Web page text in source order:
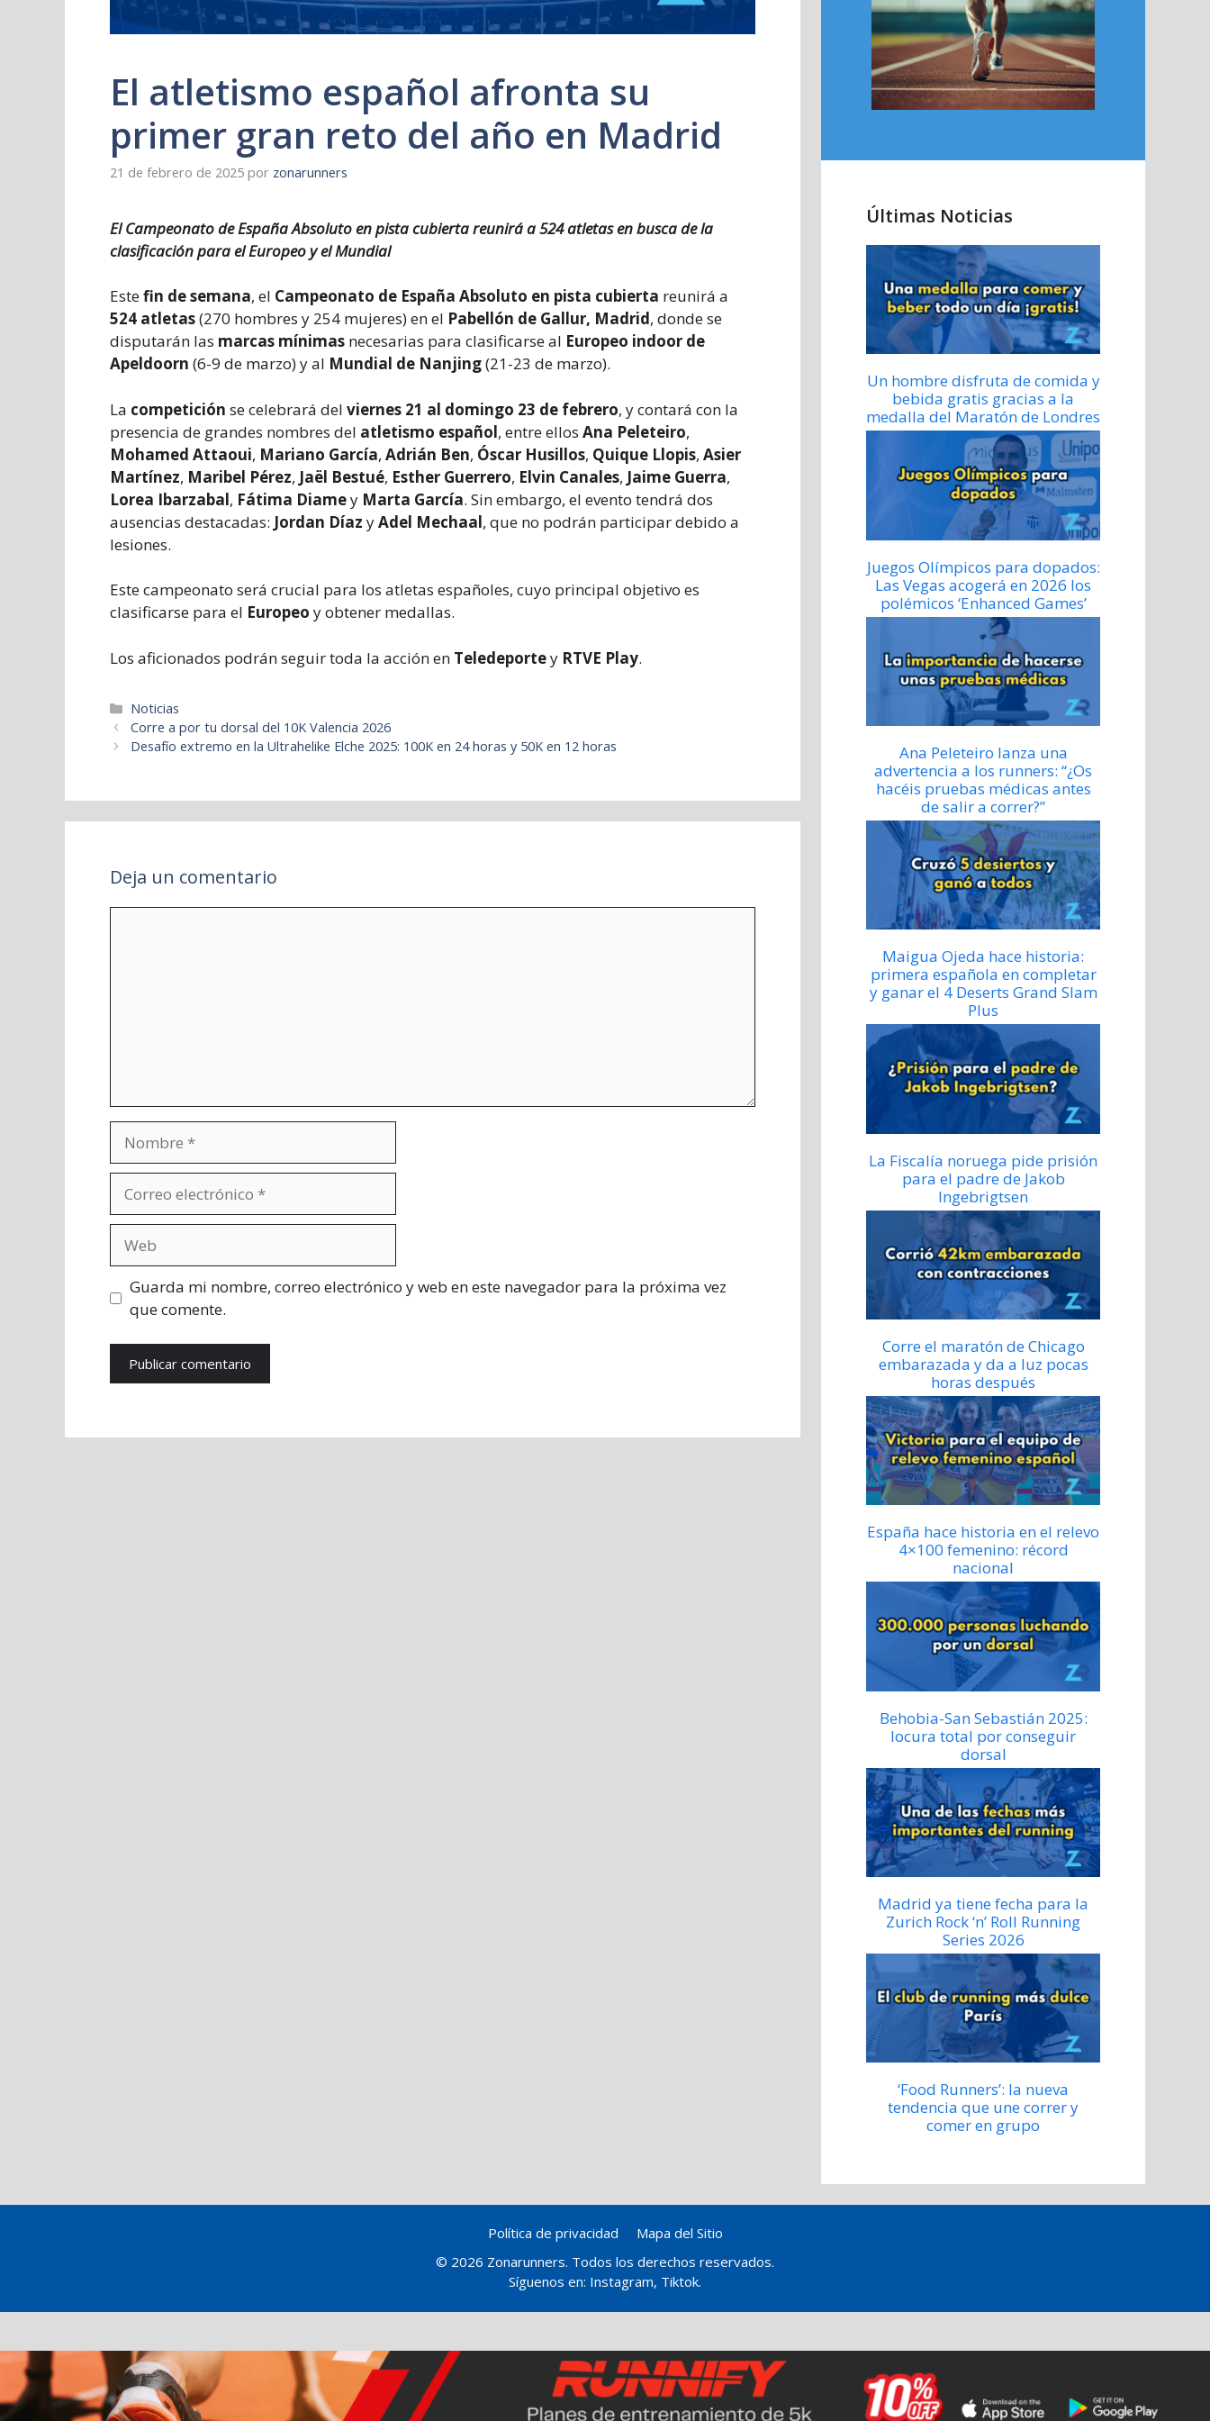
El atletismo español afronta su
primer gran reto del año en Madrid
21 de febrero de 2025 por zonarunners
El Campeonato de España Absoluto en pista cubierta reunirá a 524 atletas en busca de la
clasificación para el Europeo y el Mundial
Estefin de semana, el Campeonato de España Absoluto en pista cubierta reunirá a
524 atletas(270 hombres y 254 mujeres) en el Pabellón de Gallur, Madrid, donde se
disputarán las marcas mínimas necesarias para clasificarse al Europeo indoor de
Apeldoorn (6-9 de marzo) y al Mundial de Nanjing(21-23 de marzo).
La competición se celebrará del viernes 21 al domingo 23 de febrero, y contará con la
presencia de grandes nombres del atletismo español, entre ellos Ana Peleteiro,
Mohamed Attaoui, Mariano García, Adrián Ben, Óscar Husillos, Quique Llopis, Asier
Martínez, Maribel Pérez, Jaël Bestué, Esther Guerrero, Elvin Canales, Jaime Guerra,
Lorea Ibarzabal, Fátima Diamey Marta García. Sin embargo, el evento tendrá dos
ausencias destacadas: Jordan Díaz yAdel Mechaal, que no podrán participar debido a
lesiones.
Este campeonato será crucial para los atletas españoles, cuyo principal objetivo es
clasificarse para el Europeo y obtener medallas.
Los aficionados podrán seguir toda la acción en Teledeportey RTVE Play.
Categorías
Noticias
Corre a por tu dorsal del 10K Valencia 2026
Desafío extremo en la Ultrahelike Elche 2025: 100K en 24 horas y 50K en 12 horas
Deja un comentario
electrónico
Guarda mi nombre, correo electrónico y web en este navegador para la próxima vez
que comente.
Últimas Noticias
Un hombre disfruta de comida y
bebida gratis gracias a la
medalla del Maratón de Londres
Juegos Olímpicos para dopados:
Las Vegas acogerá en 2026 los
polémicos ‘Enhanced Games’
Ana Peleteiro lanza una
advertencia a los runners: “¿Os
hacéis pruebas médicas antes
de salir a correr?”
Maigua Ojeda hace historia:
primera española en completar
y ganar el 4 Deserts Grand Slam
Plus
La Fiscalía noruega pide prisión
para el padre de Jakob
Ingebrigtsen
Corre el maratón de Chicago
embarazada y da a luz pocas
horas después
España hace historia en el relevo
4×100 femenino: récord
nacional
Behobia-San Sebastián 2025:
locura total por conseguir
dorsal
Madrid ya tiene fecha para la
Zurich Rock ‘n’ Roll Running
Series 2026
‘Food Runners’: la nueva
tendencia que une correr y
comer en grupo
Política de privacidad
Mapa del Sitio
© 2026 Zonarunners. Todos los derechos reservados.
Síguenos en: Instagram, Tiktok.